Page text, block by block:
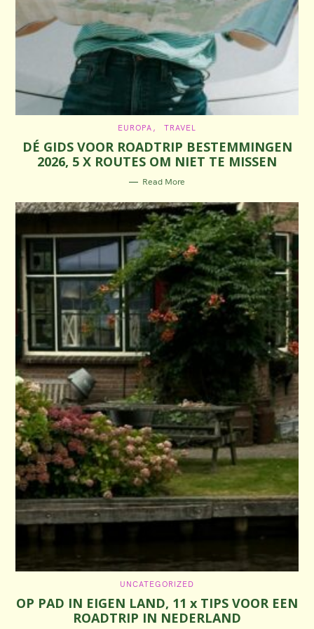
T
E
G
O
R
I
S
EUROPA TRAVEL
DÉ GIDS VOOR ROADTRIP BESTEMMINGEN
2026, 5 X ROUTES OM NIET TE MISSEN
Read More
C
T
E
G
O
UNCATEGORIZED
OP PAD IN EIGEN LAND, 11 x TIPS VOOR EEN
ROADTRIP IN NEDERLAND